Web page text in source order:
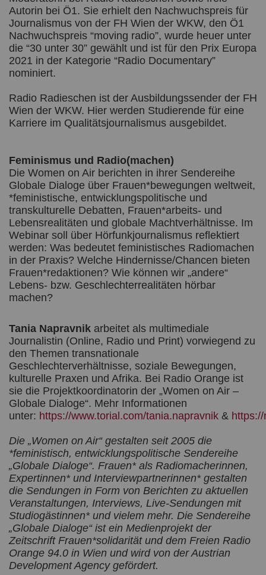
Autorin bei Ö1. Sie erhielt den Nachwuchspreis für
Journalismus von der FH Wien der WKW, den Ö1
Nachwuchspreis “moving radio”, wurde heuer unter
die “30 unter 30” gewählt und ist für den Prix Europa
2021 in der Kategorie “Radio Documentary”
nominiert.
Radio Radieschen ist der Ausbildungssender der FH
Wien der WKW. Hier werden Studierende für eine
Karriere im Qualitätsjournalismus ausgebildet.
Feminismus und Radio(machen)
Die Women on Air berichten in ihrer Sendereihe
Globale Dialoge über Frauen*bewegungen weltweit,
*feministische, entwicklungspolitische und
transkulturelle Debatten, Frauen*arbeits- und
Lebensrealitäten und globale Machtverhältnisse. Im
Webinar soll über Hörfunkjournalismus reflektiert
werden: Was bedeutet feministisches Radiomachen
in der Praxis? Welche Hindernisse/Chancen bieten
Frauen*redaktionen? Wie können wir „andere“
Lebens- bzw. Geschlechterrealitäten hörbar
machen?
Tania Napravnik arbeitet als multimediale
Journalistin (Online, Radio und Print) vorwiegend zu
den Themen transnationale
Geschlechterverhältnisse, soziale Bewegungen,
kulturelle Praxen und Afrika. Bei Radio Orange ist
sie die Projektkoordinatorin der „Women on Air –
Globale Dialoge“. Mehr Informationen
unter: https://www.torial.com/tania.napravnik &
Die „Women on Air“ gestalten seit 2005 die
*feministisch, entwicklungspolitische Sendereihe
„Globale Dialoge“. Frauen* als Radiomacherinnen,
Expertinnen* und Interviewpartnerinnen* gestalten
die Sendungen in Form von Berichten zu aktuellen
Veranstaltungen, Interviews, Live-Sendungen mit
Studiogästinnen* und vielem mehr. Die Sendereihe
„Globale Dialoge“ ist ein Medienprojekt der
Zeitschrift Frauen*solidarität und dem Freien Radio
Orange 94.0 in Wien und wird von der Austrian
Development Agency gefördert.